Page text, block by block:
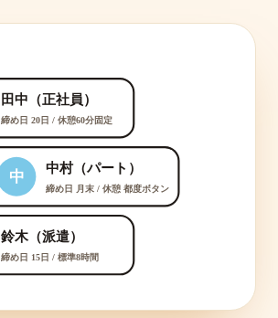
田中（正社員）
締め日 20日 / 休憩60分固定
中 中村（パート）
締め日 月末 / 休憩 都度ボタン
鈴木（派遣）
締め日 15日 / 標準8時間